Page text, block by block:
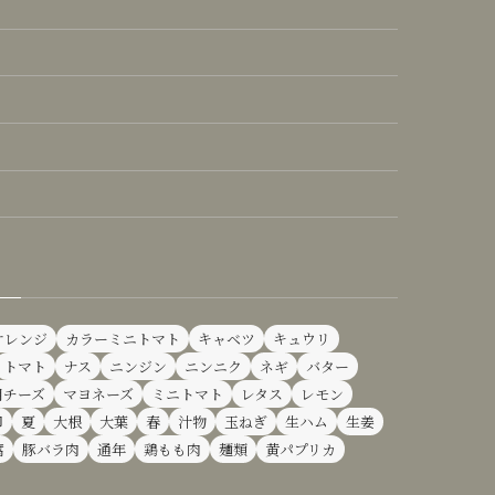
レンジ カラーミニトマト キャベツ
キュウリ
トマト
ナス ニンジン ニンニク ネギ
バター
ーズ
マヨネーズ ミニトマト レタス
レモン
夏 大根 大葉 春 汁物 玉ねぎ 生ハム
生姜
豚バラ肉 通年 鶏もも肉 麺類 黄パプリカ